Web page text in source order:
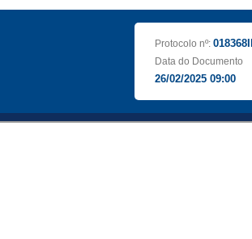
Protocolo nº:
Data do Documento
26/02/2025 09:00